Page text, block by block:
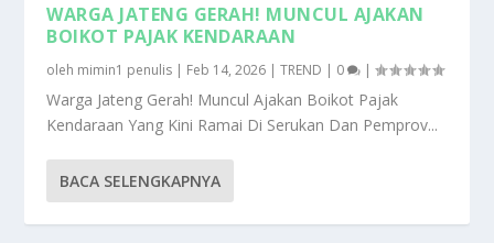
WARGA JATENG GERAH! MUNCUL AJAKAN
BOIKOT PAJAK KENDARAAN
oleh mimin1 penulis | Feb 14, 2026 |TREND | 0 |
Warga Jateng Gerah! Muncul Ajakan Boikot Pajak
Kendaraan Yang Kini Ramai Di Serukan Dan Pemprov...
BACA SELENGKAPNYA